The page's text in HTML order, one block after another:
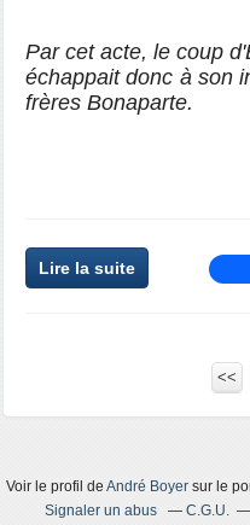
Par cet acte, le coup
échappait donc à son
frères Bonaparte.
Lire la suite
<<
Voir le profil deAndré Boyer sur le
Signaler un abus
C.G.U.